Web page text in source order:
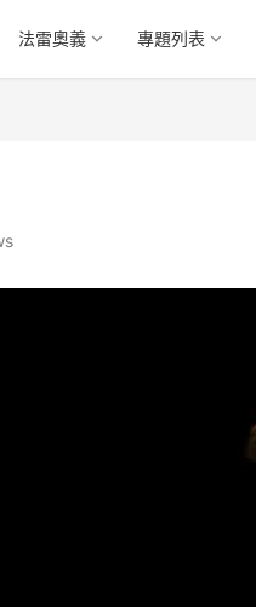
法雷奧義 專題列表